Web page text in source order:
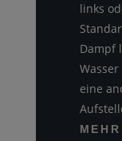
links
Dampf
eine